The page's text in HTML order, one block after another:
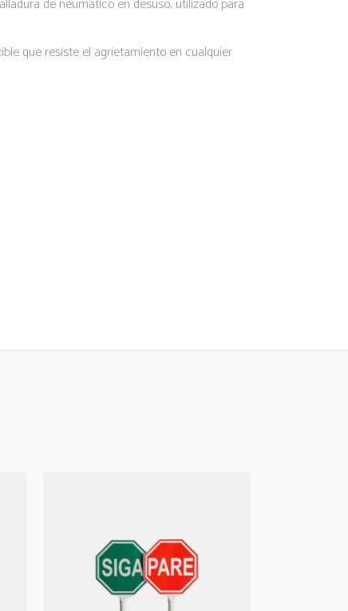
de neumático en desuso, utilizado para
que resiste el agrietamiento en cualquier